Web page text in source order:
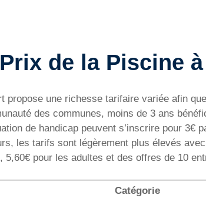
de la Piscine
propose une richesse tarifaire variée afin
des communes, moins de 3 ans
de handicap peuvent s’inscrire pour 3€
les tarifs sont légèrement plus élevés
5,60€ pour les adultes et des offres de 10
Catégorie